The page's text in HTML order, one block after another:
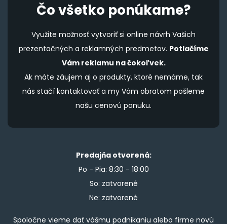
Čo všetko ponúkame?
Využite možnosť vytvoriť si online návrh Vašich
prezentačných a reklamných predmetov. Potlačíme
Vám reklamu na čokoľvek.
Ak máte záujem aj o produkty, ktoré nemáme, tak
nás stačí kontaktovať a my Vám obratom pošleme
našu cenovú ponuku.
Predajňa otvorená:
Po - Pia: 8:30 - 18:00
So: zatvorené
Ne: zatvorené
Spoločne vieme dať vášmu podnikaniu alebo firme novú